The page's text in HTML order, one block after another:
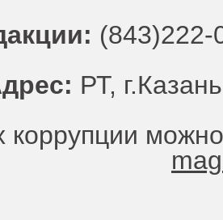
РТ,
коррупции